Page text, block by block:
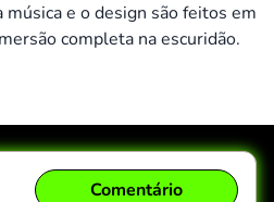
e o design são feitos em
completa na escuridão.
Comentário